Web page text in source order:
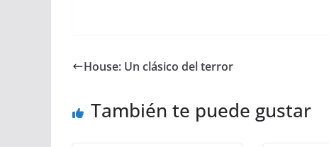
House: Un clásico del terror
También te puede gustar